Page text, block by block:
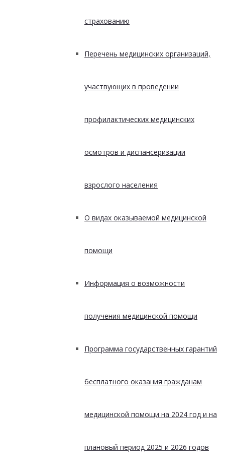
страхованию
Перечень медицинских организаций,
участвующих в проведении
профилактических медицинских
осмотров и диспансеризации
взрослого населения
О видах оказываемой медицинской
помощи
Информация о возможности
получения медицинской помощи
Программа государственных гарантий
бесплатного оказания гражданам
медицинской помощи на 2024 год и на
плановый период 2025 и 2026 годов